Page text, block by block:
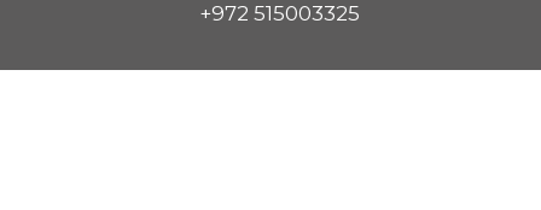
+972 515003325